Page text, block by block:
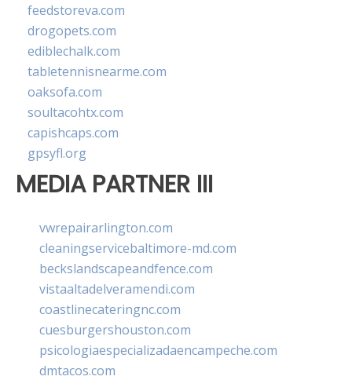
feedstoreva.com
drogopets.com
ediblechalk.com
tabletennisnearme.com
oaksofa.com
soultacohtx.com
capishcaps.com
gpsyfl.org
MEDIA PARTNER III
vwrepairarlington.com
cleaningservicebaltimore-md.com
beckslandscapeandfence.com
vistaaltadelveramendi.com
coastlinecateringnc.com
cuesburgershouston.com
psicologiaespecializadaencampeche.com
dmtacos.com